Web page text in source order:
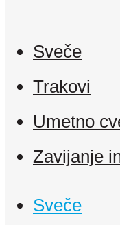
Sveče
Trakovi
Umetno
Zavijanje
Sveče